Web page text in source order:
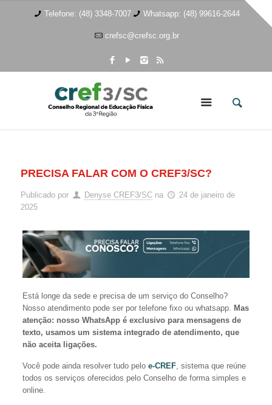
Telefone: (48) 3348-7007 Whatsapp: (48) 99616-2644
crefsc@crefsc.org.br
PRECISA FALAR COM O CREF3/SC?
Publicado por Denyse CREF3/SC na
24 de janeiro de
2025
Está longe da sede e precisa de um serviço do Conselho?
Nosso atendimento pode ser por telefone fixo ou whatsapp. Mas
atenção: nosso WhatsApp é exclusivo para mensagens de
texto, usamos um sistema integrado de atendimento, que
não aceita ligações.
Você pode ainda resolver tudo peloe-CREF , sistema que reúne
todos os serviços oferecidos pelo Conselho de forma simples e
online.